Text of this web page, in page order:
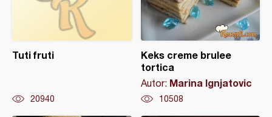
Tuti fruti
20940
Keks creme brulee
tortica
Autor: Marina Ignjatovic
10508